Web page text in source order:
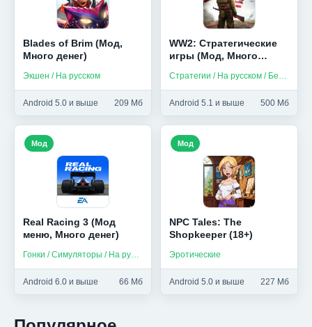
Blades of Brim (Мод,
Много денег)
Экшен / На русском
Android 5.0 и выше 209 Мб
WW2: Стратегические
игры (Мод, Много
Стратегии / На русском / Без интернета
Android 5.1 и выше 500 Мб
Real Racing 3 (Мод
меню, Много денег)
Гонки / Симуляторы / На русском
Android 6.0 и выше 66 Мб
Мод
NPC Tales: The
Shopkeeper (18+)
Эротические
Android 5.0 и выше 227 Мб
Мод